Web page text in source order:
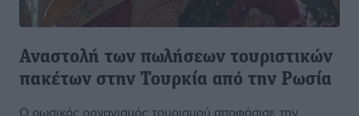
Αναστολή των πωλήσεων τουριστικών
πακέτων στην Τουρκία από την Ρωσία
Ο ρωσικός οργανισμός τουρισμού αποφάσισε την